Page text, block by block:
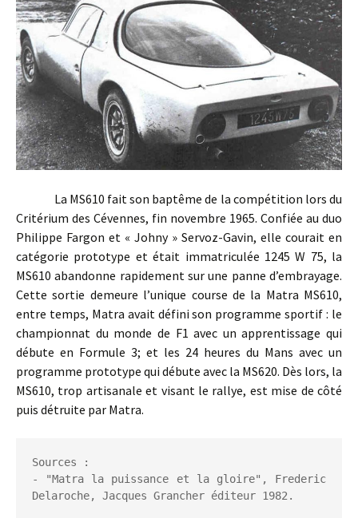
La MS610 fait son baptême de la compétition lors du
Critérium des Cévennes, fin novembre 1965. Confiée au duo
Philippe Fargon et « Johny » Servoz-Gavin, elle courait en
catégorie prototype et était immatriculée 1245 W 75, la
MS610 abandonne rapidement sur une panne d’embrayage.
Cette sortie demeure l’unique course de la Matra MS610,
entre temps, Matra avait défini son programme sportif : le
championnat du monde de F1 avec un apprentissage qui
débute en Formule 3; et les 24 heures du Mans avec un
programme prototype qui débute avec la MS620. Dès lors, la
MS610, trop artisanale et visant le rallye, est mise de côté
puis détruite par Matra.
Sources :
- "Matra la puissance et la gloire", Frederic
Delaroche, Jacques Grancher éditeur 1982.